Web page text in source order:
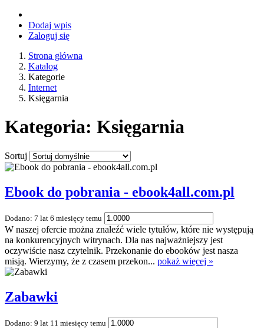
Dodaj wpis
Zaloguj się
Strona główna
Katalog
Kategorie
Internet
Księgarnia
Kategoria: Księgarnia
Sortuj
Ebook do pobrania - ebook4all.com.pl
Dodano: 7 lat 6 miesięcy temu
W naszej ofercie można znaleźć wiele tytułów, które nie występują
na konkurencyjnych witrynach. Dla nas najważniejszy jest
oczywiście nasz czytelnik. Przekonanie do ebooków jest nasza
misją. Wierzymy, że z czasem przekon... pokaż więcej »
Zabawki
Dodano: 9 lat 11 miesięcy temu